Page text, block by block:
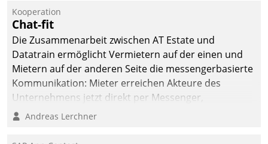
Kooperation
Chat-fit
Die Zusammenarbeit zwischen AT Estate und
Datatrain ermöglicht Vermietern auf der einen und
Mietern auf der anderen Seite die messengerbasierte
Kommunikation: Mieter erreichen Akteure des
Unternehmens jetzt direkt per Messenger,
Mitarbeiter oder Dienstleister empfangen oder
Andreas Lerchner